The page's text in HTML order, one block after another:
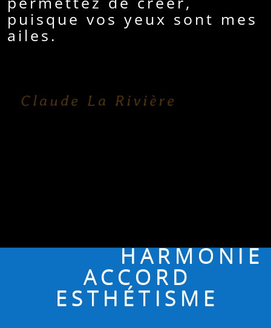
puisque vos yeux sont mes
ailes.
Claude La Rivière
HARMONIE
ACCORD
ESTHÉTISME